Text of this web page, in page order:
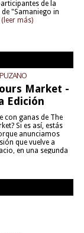
de la
"Samaniego in
(leer más)
Market -
Edición
con ganas de The
Si es así, estás
anunciamos
que vuelve a
en una segunda